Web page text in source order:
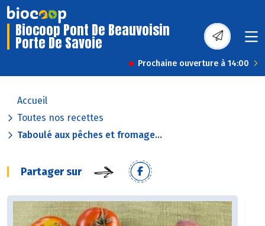
Biocoop Pont De Beauvoisin
Porte De Savoie
Prochaine ouverture à 14:00
Accueil
Toutes nos recettes
Taboulé aux pêches et fromage...
Partager sur